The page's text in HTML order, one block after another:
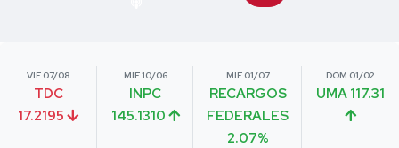
VIE 07/08
TDC
17.2195
MIE 10/06
INPC
145.1310
MIE 01/07
RECARGOS
FEDERALES
2.07%
DOM 01/02
UMA 117.31